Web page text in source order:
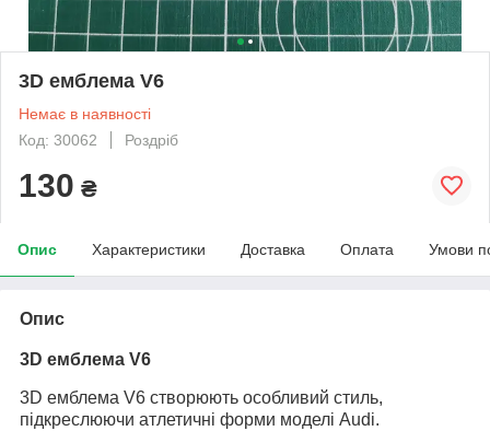
3D емблема V6
Немає в наявності
Код: 30062
Роздріб
130 ₴
Опис Характеристики Доставка Оплата Умови
Опис
3D емблема V6
3D емблема V6 створюють особливий стиль,
підкреслюючи атлетичні форми моделі Audi.